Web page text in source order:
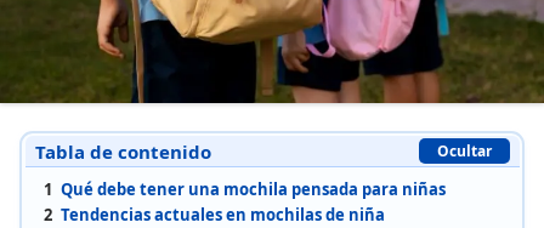
Tabla de contenido Ocultar
1 Qué debe tener una mochila pensada para niñas
2 Tendencias actuales en mochilas de niña